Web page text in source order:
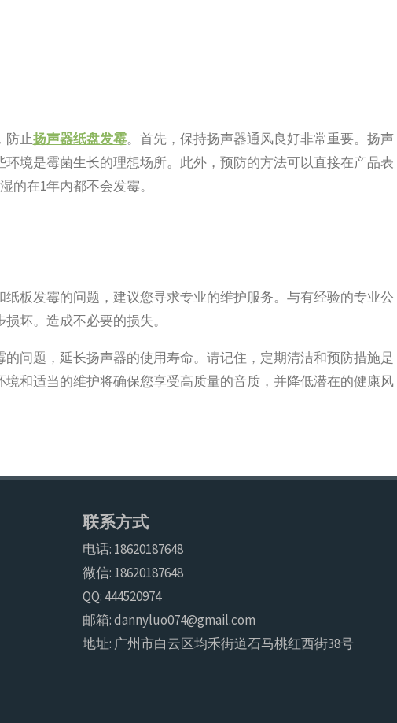
防止扬声器纸盘发霉。首先，保持扬声器通风良好非常重要。扬声
境是霉菌生长的理想场所。此外，预防的方法可以直接在产品表
的在1年内都不会发霉。
板发霉的问题，建议您寻求专业的维护服务。与有经验的专业公
坏。造成不必要的损失。
问题，延长扬声器的使用寿命。请记住，定期清洁和预防措施是
和适当的维护将确保您享受高质量的音质，并降低潜在的健康风
联系方式
电话: 18620187648
微信: 18620187648
QQ: 444520974
邮箱: dannyluo074@gmail.com
地址: 广州市白云区均禾街道石马桃红西街38号